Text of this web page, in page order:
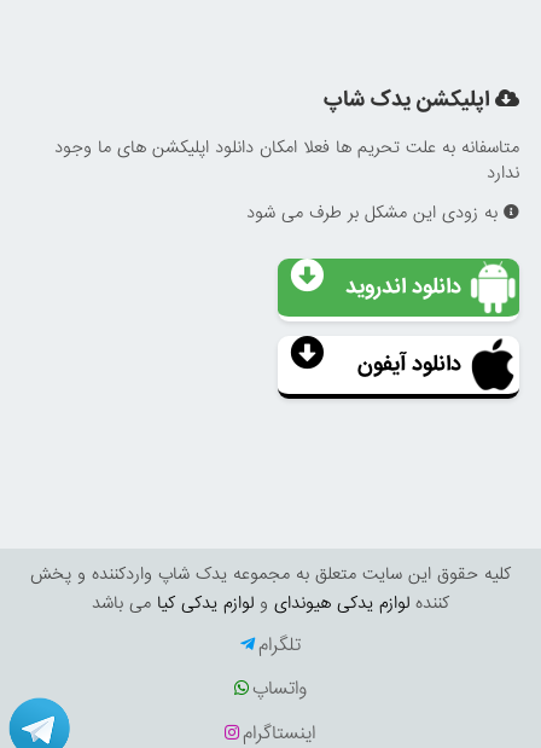
اپلیکشن یدک شاپ
متاسفانه به علت تحریم ها فعلا امکان دانلود اپلیکشن های ما وجود
ندارد
به زودی این مشکل بر طرف می شود
دانلود اندروید
دانلود آیفون
کليه حقوق اين سايت متعلق به مجموعه یدک شاپ واردکننده و پخش
کننده لوازم یدکی هیوندای و لوازم یدکی کیا می باشد
تلگرام
واتساپ
اینستاگرام